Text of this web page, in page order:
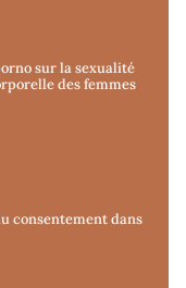
sur la sexualité
des femmes
consentement dans